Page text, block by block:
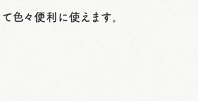
色々便利に使えます。